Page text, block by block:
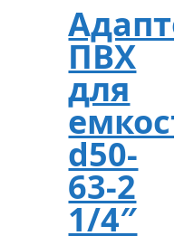
ПВХ
для
d50-
63-2
1/4″